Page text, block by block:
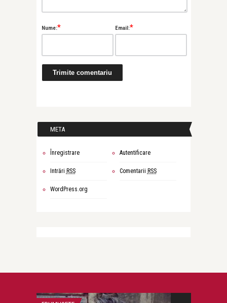
Nume:* Email:*
META
Înregistrare Autentificare
Intrări RSS Comentarii RSS
WordPress.org